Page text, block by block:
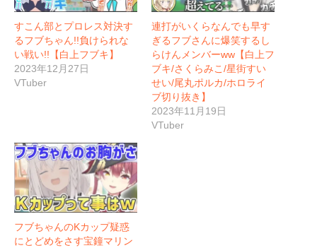
すこん部とプロレス対決す
るフブちゃん!!負けられな
い戦い!!【白上フブキ】
2023年12月27日
VTuber
連打がいくらなんでも早す
ぎるフブさんに爆笑するし
らけんメンバーww【白上フ
ブキ/さくらみこ/星街すい
せい/尾丸ポルカ/ホロライ
ブ切り抜き】
2023年11月19日
VTuber
フブちゃんのKカップ疑惑
にとどめをさす宝鐘マリン